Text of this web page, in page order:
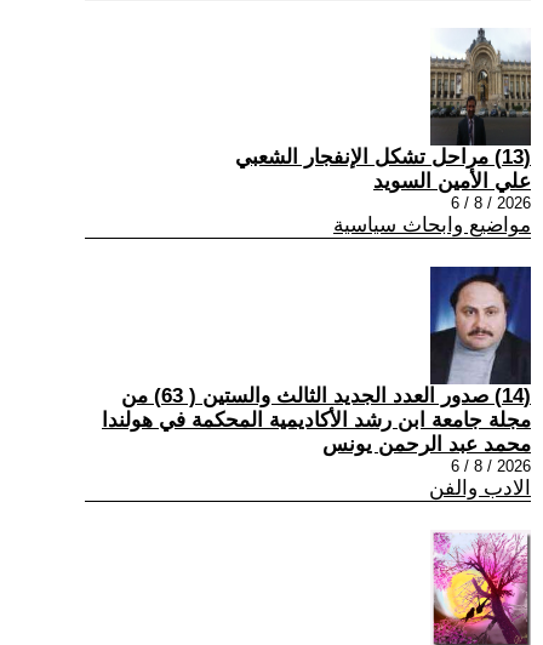
(13) مراحل تشكل الإنفجار الشعبي
علي الأمين السويد
2026 / 8 / 6
مواضيع وابحاث سياسية
(14) صدور العدد الجديد الثالث والستين ( 63) من
مجلة جامعة ابن رشد الأكاديمية المحكمة في هولندا
محمد عبد الرحمن يونس
2026 / 8 / 6
الادب والفن